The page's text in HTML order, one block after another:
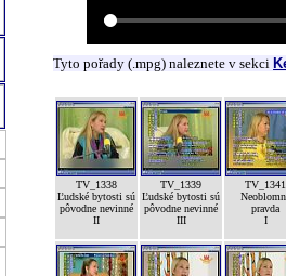
Tyto pořady (.mpg) naleznete v sekci
TV_1338
Ľudské bytosti sú
pôvodne nevinné
II
TV_1339
Ľudské bytosti sú
pôvodne nevinné
III
TV_1341
pravda
I